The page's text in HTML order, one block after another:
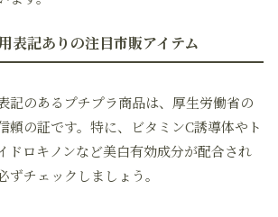
表記ありの注目市販アイテム
記のあるプチプラ商品は、厚生労働省の
頼の証です。特に、ビタミンC誘導体やト
ドロキノンなど美白有効成分が配合され
ずチェックしましょう。